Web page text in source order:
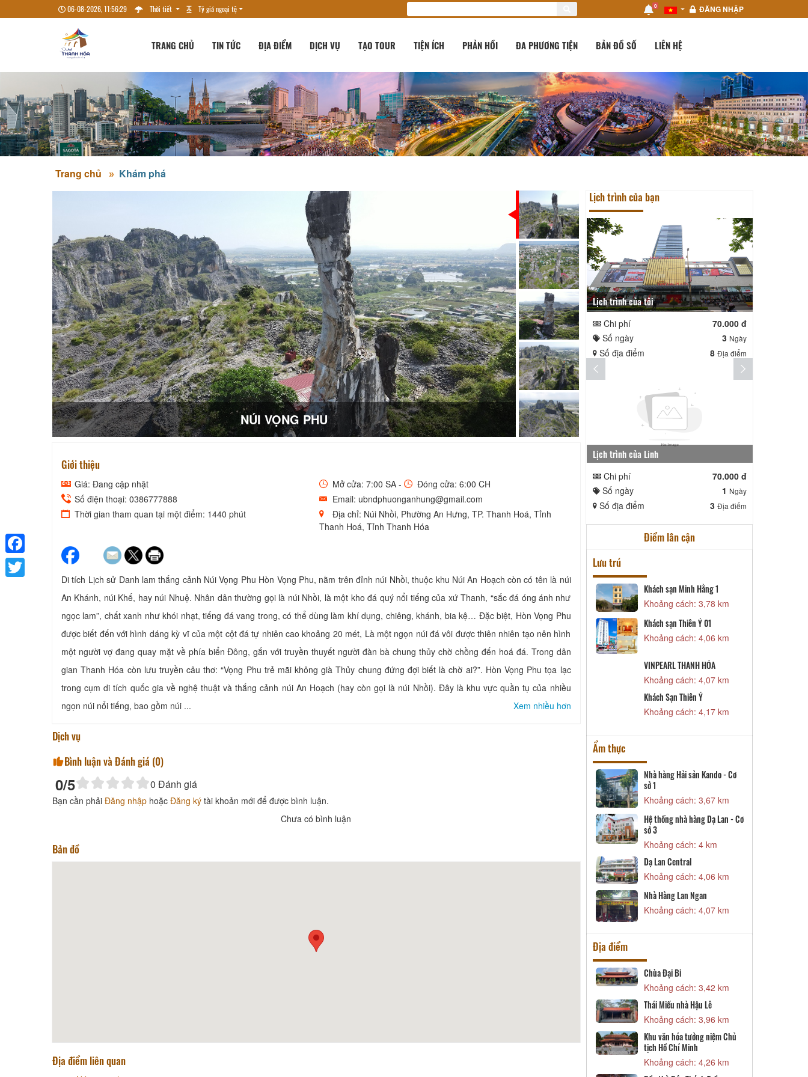
06-08-2026, 11:56:30 Thời tiết Tỷ giá ngoại tệ 0 ĐĂNG NHẬP
TRANG CHỦ TIN TỨC ĐỊA ĐIỂM DỊCH VỤ TẠO TOUR TIỆN ÍCH PHẢN HỒI ĐA PHƯƠNG TIỆN BẢN ĐỒ SỐ LIÊN HỆ
Trang chủ Khám phá
NÚI VỌNG PHU
Giới thiệu
Giá: Đang cập nhật
Số điện thoại: 0386777888
Thời gian tham quan tại một điểm: 1440 phút
Mở cửa: 7:00 SA -
Đóng cửa: 6:00 CH
Email: ubndphuonganhung@gmail.com
Địa chỉ: Núi Nhồi, Phường An Hưng, TP. Thanh Hoá, Tỉnh
Thanh Hoá, Tỉnh Thanh Hóa
Di tích Lịch sử Danh lam thắng cảnh Núi Vọng Phu Hòn Vọng Phu, nằm trên đỉnh núi Nhồi, thuộc khu Núi An Hoạch còn có tên là núi
An Khánh, núi Khế, hay núi Nhuệ. Nhân dân thường gọi là núi Nhồi, là một kho đá quý nổi tiếng của xứ Thanh, “sắc đá óng ánh như
ngọc lam”, chất xanh như khói nhạt, tiếng đá vang trong, có thể dùng làm khí dụng, chiêng, khánh, bia kệ… Đặc biệt, Hòn Vọng Phu
được biết đến với hình dáng kỳ vĩ của một cột đá tự nhiên cao khoảng 20 mét, Là một ngọn núi đá vôi được thiên nhiên tạo nên hình
một người vợ đang quay mặt về phía biển Đông, gắn với truyền thuyết người đàn bà chung thủy chờ chồng đến hoá đá. Trong dân
gian Thanh Hóa còn lưu truyền câu thơ: “Vọng Phu trẻ mãi không già Thủy chung đứng đợi biết là chờ ai?”. Hòn Vọng Phu tọa lạc
trong cụm di tích quốc gia về nghệ thuật và thắng cảnh núi An Hoạch (hay còn gọi là núi Nhồi). Đây là khu vực quần tụ của nhiều
ngọn núi nổi tiếng, bao gồm núi ...
Xem nhiều hơn
Dịch vụ
Bình luận và Đánh giá (0)
0/5 0 Đánh giá
Bạn cần phải Đăng nhập hoặc Đăng ký tài khoản mới để được bình luận.
Chưa có bình luận
Bản đồ
Địa điểm liên quan
Lịch trình của bạn
Lịch trình của tôi
Chi phí
70.000 đ
Số ngày
3 Ngày
Số địa điểm 8 Địa điểm
Lịch trình của Linh
Chi phí
70.000 đ
Số ngày
1 Ngày
Số địa điểm 3 Địa điểm
Điểm lân cận
Lưu trú
Khách Sạn Phù Đổng
Khoảng cách: 3,34 km
Khách sạn Minh Hằng 3
Khoảng cách: 3,67 km
Khách sạn Sao Mai
Khoảng cách: 3,71 km
Khách sạn Minh Hằng 1
Khoảng cách: 3,78 km
Khách sạn Thiên Ý 01
Khoảng cách: 4,06 km
VINPEARL THANH HÓA
Khách Sạn Thiên Ý
Khách Sạn Mường Thanh
Khoảng cách: 4,23 km
Văn Tùng EK
Khoảng cách: 4,63 km
Khoảng cách: 4,90 km
Khách sạn Hải Đăng
Khoảng cách: 5,51 km
Ẩm thực
Nhà hàng Hải sản Kando - Cơ
Khoảng cách: 3,67 km
Hệ thống nhà hàng Dạ Lan - Cơ
Khoảng cách: 4 km
Khoảng cách: 4,06 km
Nhà Hàng Lan Ngan
Khoảng cách: 4,07 km
Khoảng cách: 4,09 km
Cà phê Hào
Khoảng cách: 4,20 km
Hệ thống highlands coffee
Khoảng cách: 4,44 km
Địa điểm
Khoảng cách: 2,95 km
Khoảng cách: 3,42 km
Thái Miếu nhà Hậu Lê
Khoảng cách: 3,96 km
Khu văn hóa tưởng niệm Chủ
Khoảng cách: 4,26 km
Đền thờ Trần Hưng Đạo thành
phố
Khoảng cách: 4,53 km
Đền thờ Nguyễn Nhữ Soạn
Khoảng cách: 4,69 km
Chùa Thanh Hà
Khoảng cách: 4,74 km
Facebook